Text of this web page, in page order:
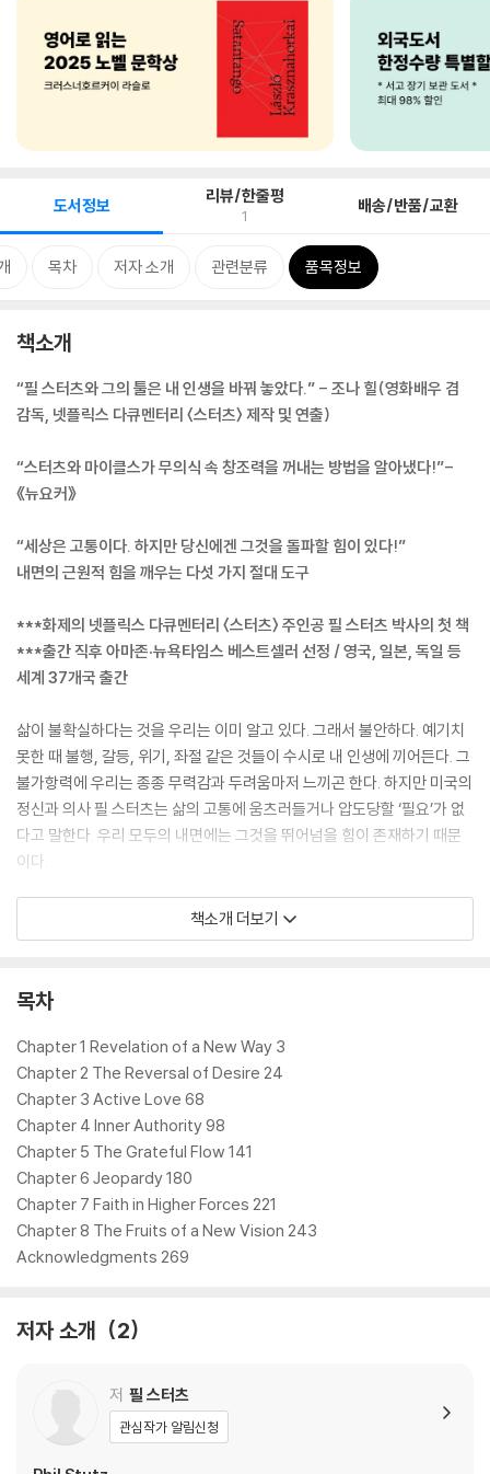
도서정보 리뷰/한줄평
1 배송/반품/교환
목차 저자 소개 관련분류 품목정보
책소개
“필 스터츠와 그의 툴은 내 인생을 바꿔 놓았다.” - 조나 힐(영화배우 겸
감독, 넷플릭스 다큐멘터리 〈스터츠〉 제작 및 연출)
“스터츠와 마이클스가 무의식 속 창조력을 꺼내는 방법을 알아냈다!”-
《뉴요커》
“세상은 고통이다. 하지만 당신에겐 그것을 돌파할 힘이 있다!”
내면의 근원적 힘을 깨우는 다섯 가지 절대 도구
***화제의 넷플릭스 다큐멘터리 〈스터츠〉 주인공 필 스터츠 박사의 첫 책
***출간 직후 아마존·뉴욕타임스 베스트셀러 선정 / 영국, 일본, 독일 등
세계 37개국 출간
삶이 불확실하다는 것을 우리는 이미 알고 있다. 그래서 불안하다. 예기치
못한 때 불행, 갈등, 위기, 좌절 같은 것들이 수시로 내 인생에 끼어든다. 그
불가항력에 우리는 종종 무력감과 두려움마저 느끼곤 한다. 하지만 미국의
정신과 의사 필 스터츠는 삶의 고통에 움츠러들거나 압도당할 ‘필요’가 없
다고 말한다. 우리 모두의 내면에는 그것을 뛰어넘을 힘이 존재하기 때문
이다.
스터츠는 과거에서의 원인 찾기에 몰두하는 기존 심리 치료 방식에 의문을
가지고, 당장의 고통 ‘해결’에 초점을 맞춘다. 그리고 오랜 연구와 다양한
을 강화하고 작동시키는 다섯 가지 툴(Tool)을 개발해낸다. 스터츠가 지
한 『세상은 고통이다 하지만 당신은 고통보다 강하다』에는 개념과 작동 원
리, 개발 과정, 실제 사례까지 툴에 관한 모든 것이 담겨 있다. 지금 이 순간
예상치 못한 불안과 위기에서 벗어나고 싶다면, 나아가 자신이 원하는 방
향으로 삶을 이끌어가기를 원한다면 이 책 속에서 해답을 찾을 수 있을 것
이다.
NEW YORK TIMES BESTSELLER * “I love the life these tools
have allowed me to have.”―JONAH HILL, director of Stut
z
c personal growth using five uniquely effective tools―fr
utz, subject of the Netflix documentary Stutz, directed b
y Jonah Hill.
“These tools are emotional game changers. They do noth
책소개 더보기
목차
Chapter 1 Revelation of a New Way 3
Chapter 2 The Reversal of Desire 24
Chapter 3 Active Love 68
Chapter 4 Inner Authority 98
Chapter 5 The Grateful Flow 141
Chapter 6 Jeopardy 180
Chapter 7 Faith in Higher Forces 221
Chapter 8 The Fruits of a New Vision 243
Acknowledgments 269
저자 소개 2
저 필 스터츠
관심작가 알림신청